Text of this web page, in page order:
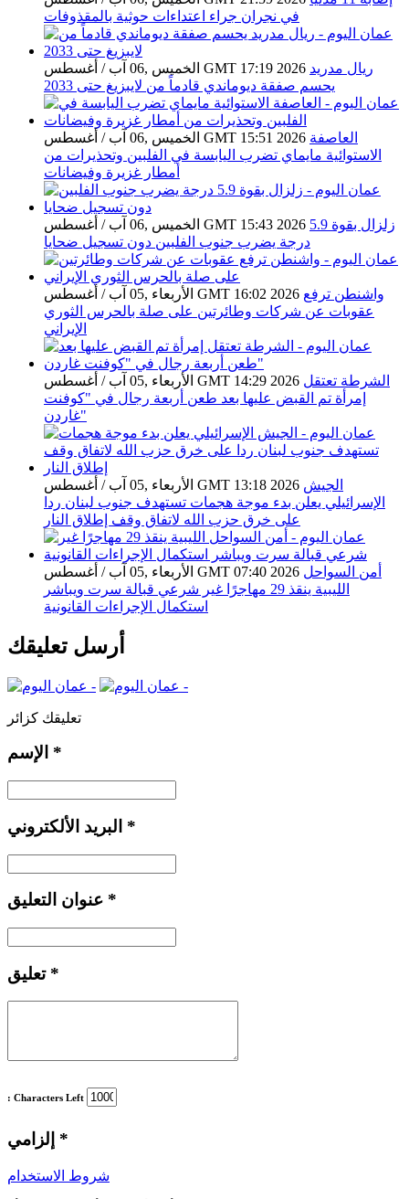
في نجران جراء اعتداءات حوثية بالمقذوفات
الخميس ,06 آب / أغسطس GMT 17:19 2026 ريال مدريد
يحسم صفقة ديوماندي قادماً من لايبزيغ حتى 2033
الخميس ,06 آب / أغسطس GMT 15:51 2026 العاصفة
الاستوائية مايماي تضرب اليابسة في الفلبين وتحذيرات من
أمطار غزيرة وفيضانات
الخميس ,06 آب / أغسطس GMT 15:43 2026 زلزال بقوة 5.9
درجة يضرب جنوب الفلبين دون تسجيل ضحايا
الأربعاء ,05 آب / أغسطس GMT 16:02 2026 واشنطن ترفع
عقوبات عن شركات وطائرتين على صلة بالحرس الثوري
الإيراني
الأربعاء ,05 آب / أغسطس GMT 14:29 2026 الشرطة تعتقل
إمرأة تم القبض عليها بعد طعن أربعة رجال في "كوفنت
غاردن"
الأربعاء ,05 آب / أغسطس GMT 13:18 2026 الجيش
الإسرائيلي يعلن بدء موجة هجمات تستهدف جنوب لبنان ردا
على خرق حزب الله لاتفاق وقف إطلاق النار
الأربعاء ,05 آب / أغسطس GMT 07:40 2026 أمن السواحل
الليبية ينقذ 29 مهاجرًا غير شرعي قبالة سرت ويباشر
استكمال الإجراءات القانونية
أرسل تعليقك
تعليقك كزائر
*
*
*
تعليق *
: Characters Left
*
شروط الاستخدام